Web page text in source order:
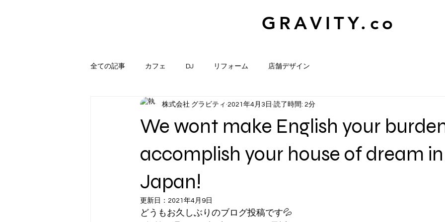
GRAVITY.co
全ての記事 カフェ DJ リフォーム 店舗デザイン
We wont make English your
accomplish your house of dream in
Japan!
株式会社 グラビティ 2021年4月3日 読了時間: 2分
更新日： 2021年4月9日
どうもお久しぶりのブログ投稿です💦